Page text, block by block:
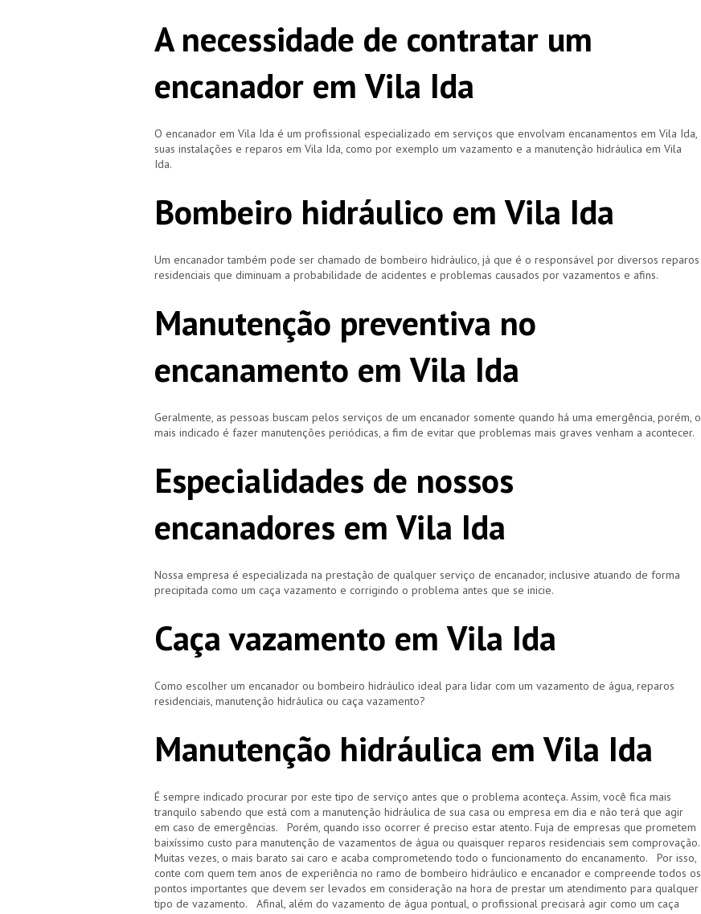
A necessidade de contratar um
encanador em Vila Ida
O encanador em Vila Ida é um profissional especializado em serviços que envolvam encanamentos em Vila Ida,
suas instalações e reparos em Vila Ida, como por exemplo um vazamento e a manutenção hidráulica em Vila
Ida.
Bombeiro hidráulico em Vila Ida
Um encanador também pode ser chamado de bombeiro hidráulico, já que é o responsável por diversos reparos
residenciais que diminuam a probabilidade de acidentes e problemas causados por vazamentos e afins.
Manutenção preventiva no
encanamento em Vila Ida
Geralmente, as pessoas buscam pelos serviços de um encanador somente quando há uma emergência, porém, o
mais indicado é fazer manutenções periódicas, a fim de evitar que problemas mais graves venham a acontecer.
Especialidades de nossos
encanadores em Vila Ida
Nossa empresa é especializada na prestação de qualquer serviço de encanador, inclusive atuando de forma
precipitada como um caça vazamento e corrigindo o problema antes que se inicie.
Caça vazamento em Vila Ida
Como escolher um encanador ou bombeiro hidráulico ideal para lidar com um vazamento de água, reparos
residenciais, manutenção hidráulica ou caça vazamento?
Manutenção hidráulica em Vila Ida
É sempre indicado procurar por este tipo de serviço antes que o problema aconteça. Assim, você fica mais
tranquilo sabendo que está com a manutenção hidráulica de sua casa ou empresa em dia e não terá que agir
em caso de emergências. Porém, quando isso ocorrer é preciso estar atento. Fuja de empresas que prometem
baixíssimo custo para manutenção de vazamentos de água ou quaisquer reparos residenciais sem comprovação.
Muitas vezes, o mais barato sai caro e acaba comprometendo todo o funcionamento do encanamento. Por isso,
conte com quem tem anos de experiência no ramo de bombeiro hidráulico e encanador e compreende todos os
pontos importantes que devem ser levados em consideração na hora de prestar um atendimento para qualquer
tipo de vazamento. Afinal, além do vazamento de água pontual, o profissional precisará agir como um caça